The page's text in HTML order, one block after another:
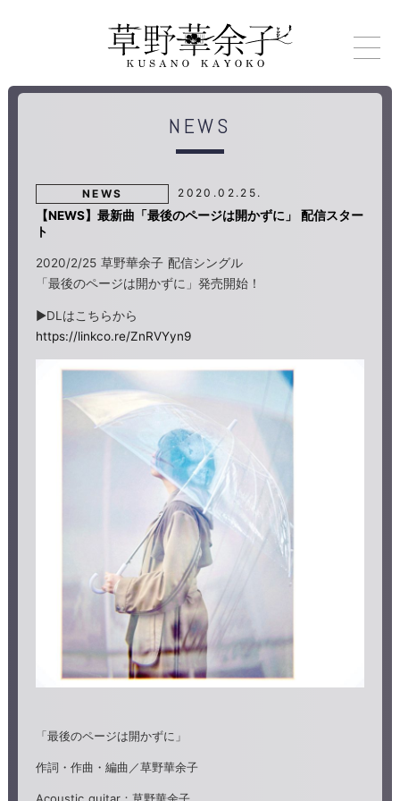
NEWS
NEWS 2020.02.25.
【NEWS】最新曲「最後のページは開かずに」 配信スター
ト
2020/2/25 草野華余子 配信シングル
「最後のページは開かずに」発売開始！
▶DLはこちらから
https://linkco.re/ZnRVYyn9
「最後のページは開かずに」
作詞・作曲・編曲／草野華余子